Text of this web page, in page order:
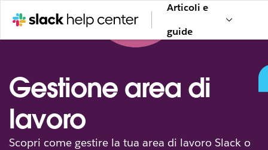
Articoli e
guide
Gestione area di
lavoro
Scopri come gestire la tua area di lavoro Slack o